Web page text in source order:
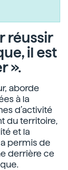
réussir
il est
».
aborde
à la
d’activité
du territoire,
et la
permis de
derrière ce